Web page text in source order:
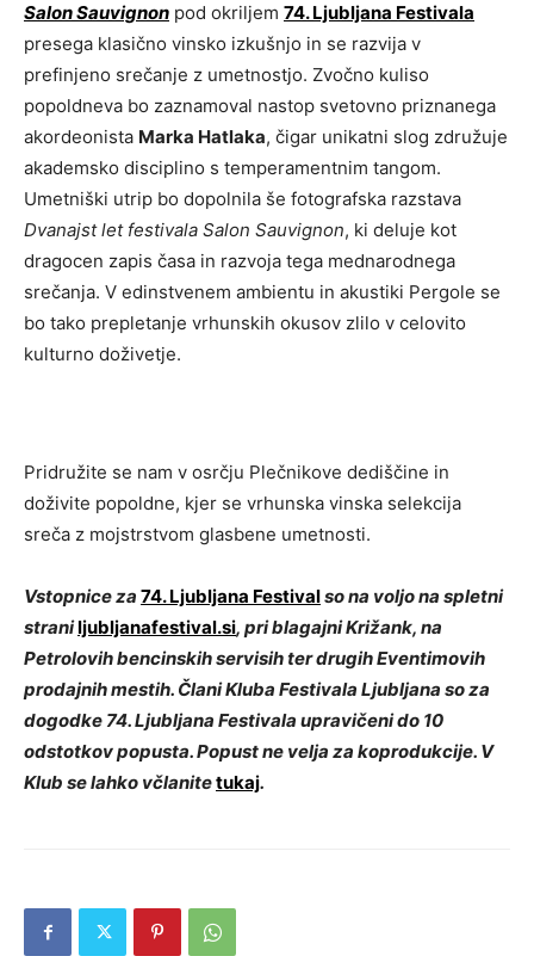
Salon Sauvignon pod okriljem 74. Ljubljana Festivala
presega klasično vinsko izkušnjo in se razvija v
prefinjeno srečanje z umetnostjo. Zvočno kuliso
popoldneva bo zaznamoval nastop svetovno priznanega
akordeonista Marka Hatlaka, čigar unikatni slog združuje
akademsko disciplino s temperamentnim tangom.
Umetniški utrip bo dopolnila še fotografska razstava
Dvanajst let festivala Salon Sauvignon, ki deluje kot
dragocen zapis časa in razvoja tega mednarodnega
srečanja. V edinstvenem ambientu in akustiki Pergole se
bo tako prepletanje vrhunskih okusov zlilo v celovito
kulturno doživetje.
Pridružite se nam v osrčju Plečnikove dediščine in
doživite popoldne, kjer se vrhunska vinska selekcija
sreča z mojstrstvom glasbene umetnosti.
Vstopnice za 74. Ljubljana Festivalso na voljo na spletni
straniljubljanafestival.si, pri blagajni Križank, na
Petrolovih bencinskih servisih ter drugih Eventimovih
prodajnih mestih. Člani Kluba Festivala Ljubljana so za
dogodke 74. Ljubljana Festivala upravičeni do 10
odstotkov popusta. Popust ne velja za koprodukcije. V
Klub se lahko včlanitetukaj.